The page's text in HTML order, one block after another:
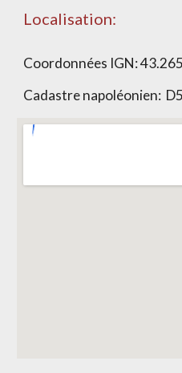
Localisation:
Coordonnées IGN:
Cadastre napoléonien: